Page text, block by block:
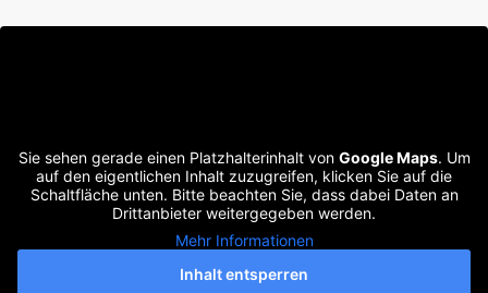
Sie sehen gerade einen Platzhalterinhalt von Google Maps. Um
auf den eigentlichen Inhalt zuzugreifen, klicken Sie auf die
Schaltfläche unten. Bitte beachten Sie, dass dabei Daten an
Drittanbieter weitergegeben werden.
Mehr Informationen
Inhalt entsperren